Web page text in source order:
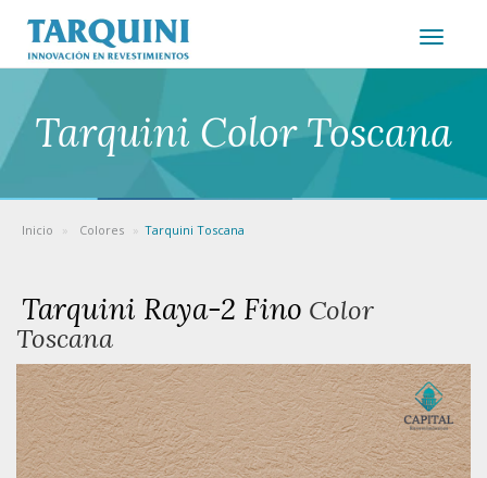
Toggle
Tarquini Color Toscana
Inicio Colores Tarquini Toscana
Tarquini Raya-2 Fino Color
Toscana